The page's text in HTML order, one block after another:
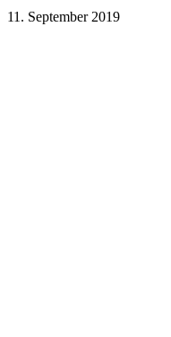
11. September 2019